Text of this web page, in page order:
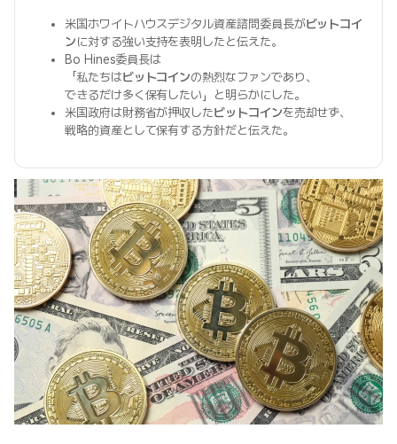
米国ホワイトハウスデジタル資産諮問委員長がビットコイ
ンに対する強い支持を表明したと伝えた。
Bo Hines委員長は
「私たちはビットコインの熱烈なファンであり、
できるだけ多く保有したい」と明らかにした。
米国政府は財務省が押収したビットコインを売却せず、
戦略的資産として保有する方針だと伝えた。